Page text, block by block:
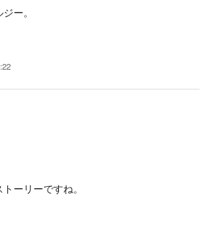
ー。
ーリーですね。